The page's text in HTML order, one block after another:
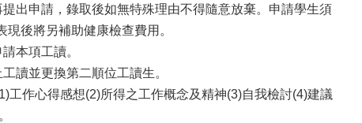
出申請，錄取後如無特殊理由不得隨意放棄。申請學生須
後將另補助健康檢查費用。
本項工讀。
讀並更換第二順位工讀生。
作心得感想(2)所得之工作概念及精神(3)自我檢討(4)建議